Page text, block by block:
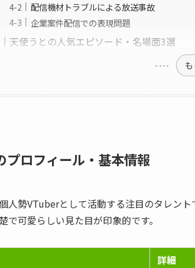
配信機材トラブルによる放送事故
企業案件配信での表現問題
天使うとの人気エピソード・名場面3選
プロフィール・基本情報
人勢VTuberとして活動する注目のタレン
で可愛らしい見た目が印象的です。
詳細